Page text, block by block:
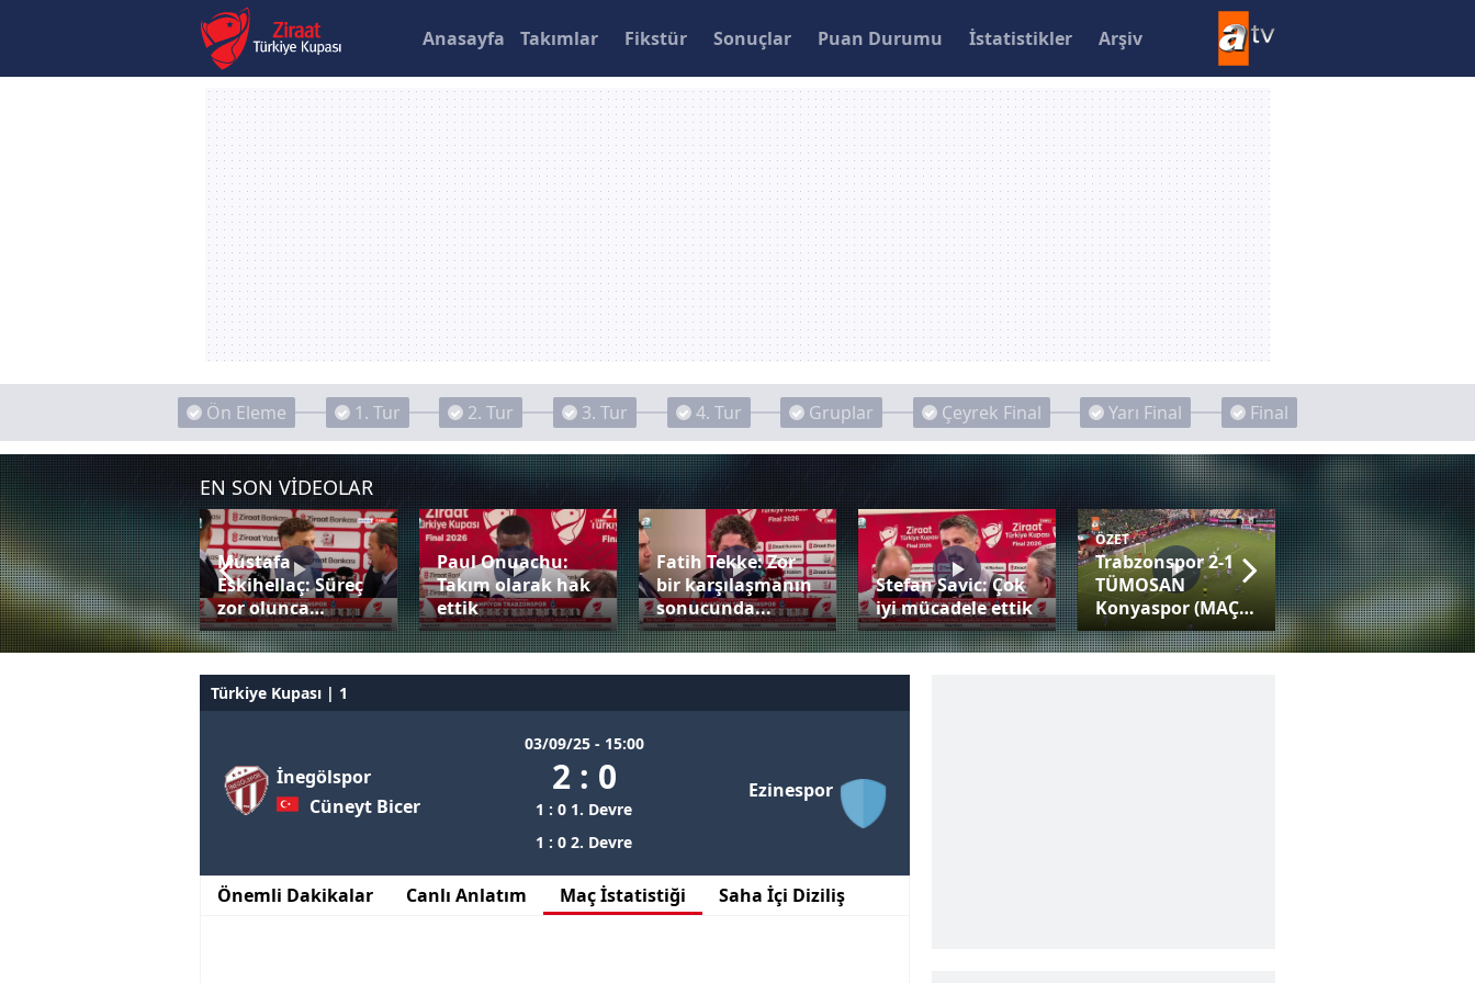
Anasayfa Takımlar Fikstür Sonuçlar Puan Durumu İstatistikler Arşiv
Ön Eleme 1. Tur 2. Tur 3. Tur 4. Tur Gruplar Çeyrek Final Yarı Final Final
EN SON VİDEOLAR
penaltıyı
Mustafa
Eskihellaç: Süreç
zor olunca…
Paul Onuachu:
Takım olarak hak
ettik
Fatih Tekke: Zor
bir karşılaşmanın
sonucunda...
Stefan Savic: Çok
iyi mücadele ettik
ÖZET
Trabzonspor 2-1
TÜMOSAN
Konyaspor (MAÇ
SONUCU-ÖZET)
Fatih Tekke:
Trabzonspor gibi
bir camiayla her
kupaya adaysınız!
Türkiye Kupası | 1
İnegölspor
Cüneyt Bicer
03/09/25 - 15:00
2 : 0
1 : 0 1. Devre
1 : 0 2. Devre
Ezinespor
Önemli Dakikalar Canlı Anlatım Maç İstatistiği Saha İçi Diziliş